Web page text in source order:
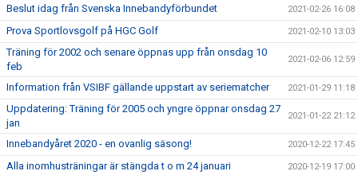
Beslut idag från Svenska Innebandyförbundet 2021-02-26 16:08
Prova Sportlovsgolf på HGC Golf 2021-02-10 13:03
Träning för 2002 och senare öppnas upp från onsdag 10
feb
2021-02-06 12:59
Information från VSIBF gällande uppstart av seriematcher 2021-01-29 11:18
Uppdatering: Träning för 2005 och yngre öppnar onsdag 27
jan
2021-01-22 21:12
Innebandyåret 2020 - en ovanlig säsong! 2020-12-22 17:45
Alla inomhusträningar är stängda t o m 24 januari 2020-12-19 17:00